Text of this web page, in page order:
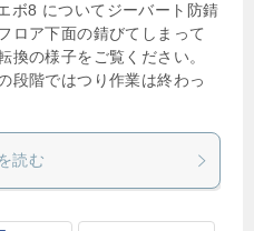
ボ8 についてジーバート防錆
ロア下面の錆びてしまって
換の様子をご覧ください。
段階ではつり作業は終わっ
読む